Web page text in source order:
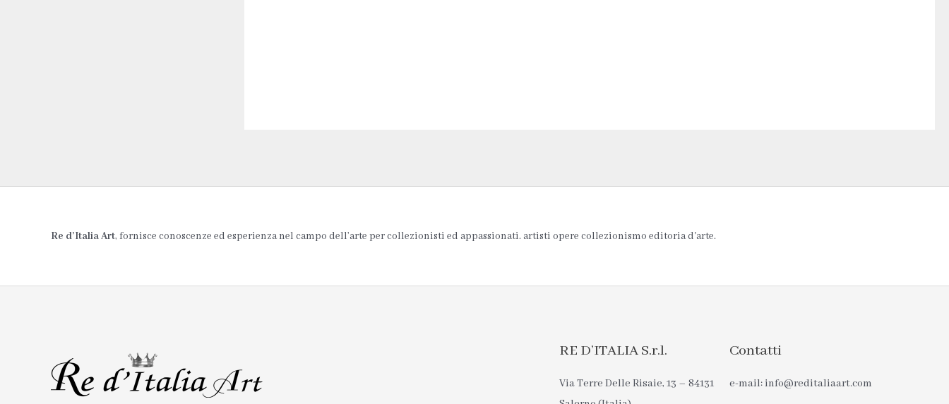
Re d’Italia Art, fornisce conoscenze ed esperienza nel campo dell’arte per collezionisti ed appassionati. artisti opere collezionismo editoria d'arte.
RE D’ITALIA S.r.l.
Via Terre Delle Risaie, 13 – 84131
Contatti
e-mail: info@reditaliaart.com